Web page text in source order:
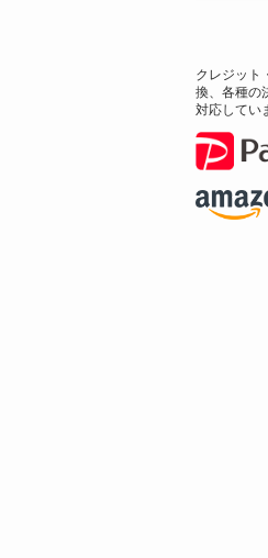
クレジット
換、各種の
対応してい